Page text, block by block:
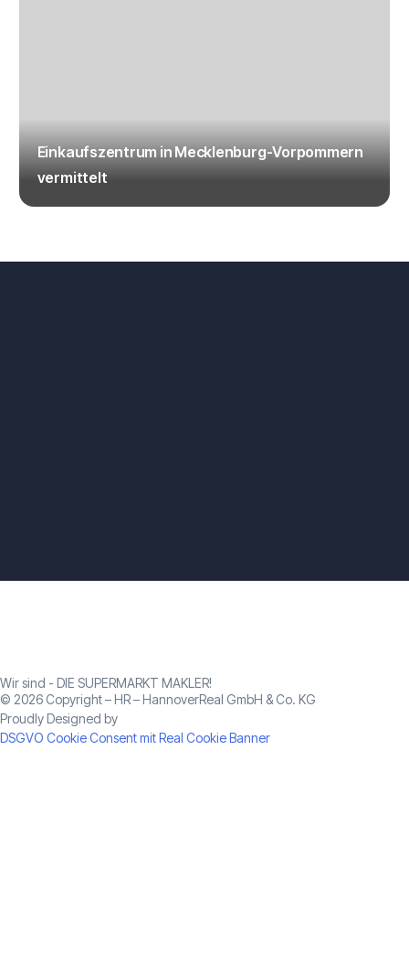
Einkaufszentrum in Mecklenburg-Vorpommern
vermittelt
Wir sind - DIE SUPERMARKT MAKLER!
© 2026 Copyright – HR – HannoverReal GmbH & Co. KG
Proudly Designed by
DSGVO Cookie Consent mit Real Cookie Banner